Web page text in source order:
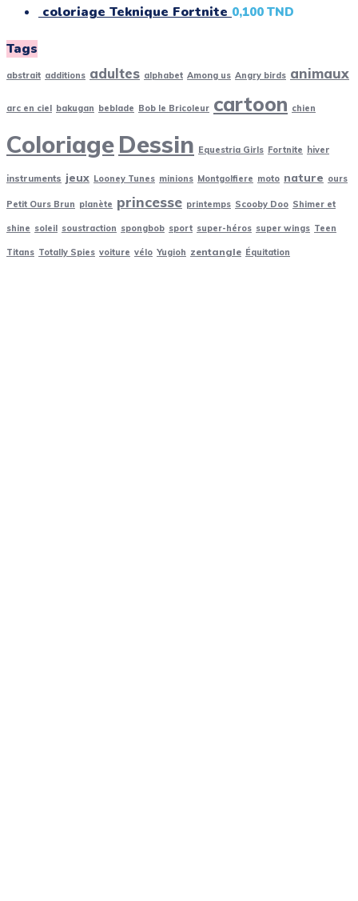
coloriage Teknique Fortnite 0,100 TND
Tags
abstrait additions adultes alphabet Among us Angry birds animaux
arc en ciel bakugan beblade Bob le Bricoleur cartoon chien
ColoriageDessin Equestria Girls Fortnite hiver
instruments jeux Looney Tunes minions Montgolfiere moto nature ours
Petit Ours Brun planète princesse printemps Scooby Doo Shimer et
shine soleil soustraction spongbob sport super-héros super wings Teen
Titans Totally Spies voiture vélo Yugioh zentangle Équitation